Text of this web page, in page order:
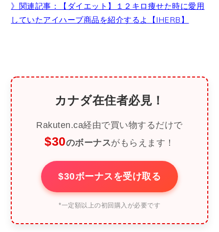
》関連記事：【ダイエット】１２キロ痩せた時に愛用
していたアイハーブ商品を紹介するよ【IHERB】
カナダ在住者必見！
Rakuten.ca経由で買い物するだけで
$30のボーナスがもらえます！
$30ボーナスを受け取る
*一定額以上の初回購入が必要です